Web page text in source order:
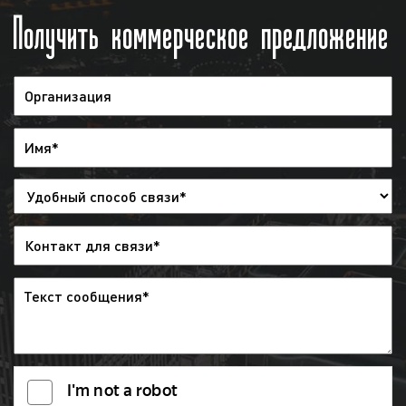
дополнительной отчетности мы можем
предоставить запись выхода рекламы.
не отслеживает выходы рекламы
заказчика на радио. Рекламодатель
корректность выхода рекламы на радио с
помощью имеющегося графика
(медиаплана).
Итак, как видим, процесс размещения
рекламы на радио является довольно
простым. В среднем для размещения рекламы
если рекламодатель предоставляет готовый
рекламный материал процесс размещения
Получить коммерческое предложение